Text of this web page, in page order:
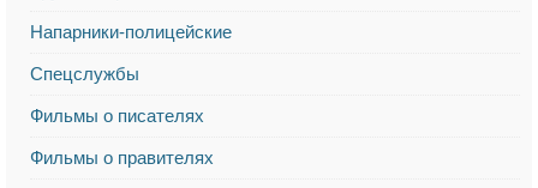
Напарники-полицейские
Спецслужбы
Фильмы о писателях
Фильмы о правителях